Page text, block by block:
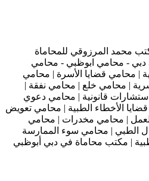
محمد المرزوقي للمحاماة
دبي - محامي ابوظبي - محامي
| محامي قضايا الأسرة | محامي
| محامي خلع | محامي نفقة |
قانونية | محامي دعوي
قضايا الأخطاء الطبية | محامي تعويض
| محامي مخدرات | محامي
الطبي | محامي سوء الممارسة
| مكتب محاماة في دبي أبوظبي